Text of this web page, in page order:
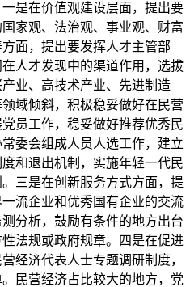
是在价值观建设层面，提出要
家观、法治观、事业观、财富
面，提出要发挥人才主管部
人才发现中的渠道作用，选拔
业、高技术产业、先进制造
域倾斜，积极稳妥做好在民营
员工作，稳妥做好推荐优秀民
委会组成人员人选工作，建立
和退出机制，实施年轻一代民
三是在创新服务方式方面，提
流企业和优秀国有企业的交流
分析，鼓励有条件的地方出台
法规或政府规章。四是在促进
经济代表人士专题调研制度，
民营经济占比较大的地方，党